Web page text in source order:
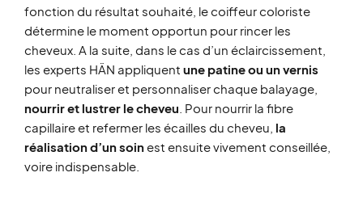
fonction du résultat souhaité, le coiffeur coloriste
détermine le moment opportun pour rincer les
cheveux. A la suite, dans le cas d’un éclaircissement,
les experts HÄN appliquent une patine ou un vernis
pour neutraliser et personnaliser chaque balayage,
nourrir et lustrer le cheveu . Pour nourrir la fibre
capillaire et refermer les écailles du cheveu, la
réalisation d’un soinest ensuite vivement conseillée,
voire indispensable.